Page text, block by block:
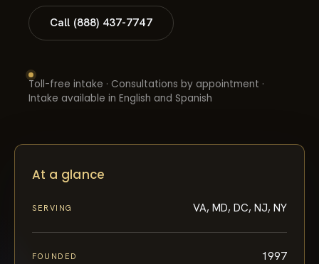
Call (888) 437-7747
Toll-free intake · Consultations by appointment ·
Intake available in English and Spanish
At a glance
SERVING VA, MD, DC, NJ, NY
FOUNDED 1997